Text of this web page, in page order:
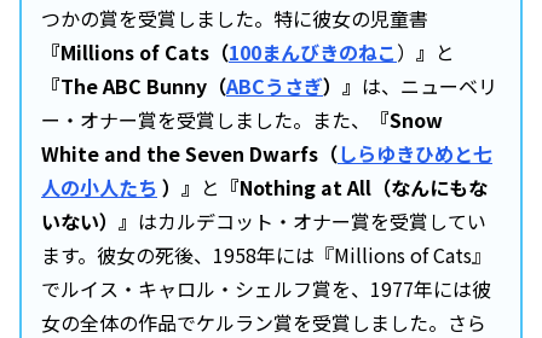
つかの賞を受賞しました。特に彼女の児童書
『Millions of Cats（100まんびきのねこ） 』 と
『The ABC Bunny（ABCうさぎ）』 は、ニューベリ
ー・オナー賞を受賞しました。また、
『Snow
White and the Seven Dwarfs（しらゆきひめと七
人の小人たち ） 』 と 『Nothing at All（なんにもな
いない）』 はカルデコット・オナー賞を受賞してい
ます。彼女の死後、1958年には『Millions of Cats』
でルイス・キャロル・シェルフ賞を、1977年には彼
女の全体の作品でケルラン賞を受賞しました。さら